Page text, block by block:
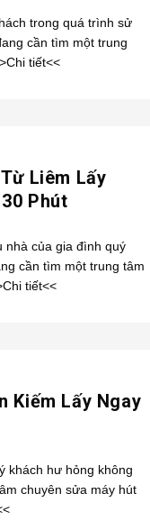
trong quá trình sử
cần tìm một trung
tiết<<
Liêm Lấy
Phút
nhà của gia đình quý
cần tìm một trung tâm
tiết<<
Kiếm Lấy Ngay
khách hư hỏng không
chuyên sửa máy hút